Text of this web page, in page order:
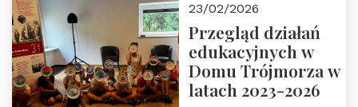
Rozmawiają red.
Grzegorz Górny i
prof. Michał
Łuczewski
23/02/2026
Przegląd działań
edukacyjnych w
Domu Trójmorza w
latach 2023-2026